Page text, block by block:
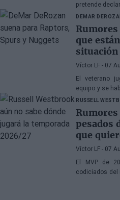
pretende
de 2027
DEMAR
que
situación
Víctor LF - 07
El veterano
equipo y se
Raptors o
Nuggets
RUSSELL
Rumores
pesados
que
Víctor LF - 07
El MVP de
codiciados del